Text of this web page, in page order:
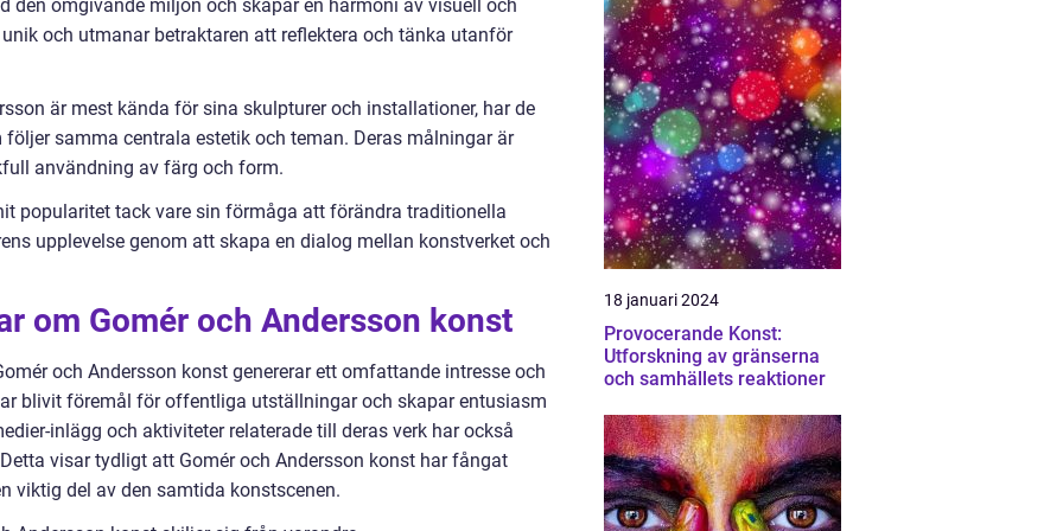
den omgivande miljön och skapar en harmoni av visuell och
och utmanar betraktaren att reflektera och tänka utanför
är mest kända för sina skulpturer och installationer, har de
samma centrala estetik och teman. Deras målningar är
användning av färg och form.
popularitet tack vare sin förmåga att förändra traditionella
upplevelse genom att skapa en dialog mellan konstverket och
om Gomér och Andersson konst
och Andersson konst genererar ett omfattande intresse och
blivit föremål för offentliga utställningar och skapar entusiasm
inlägg och aktiviteter relaterade till deras verk har också
visar tydligt att Gomér och Andersson konst har fångat
viktig del av den samtida konstscenen.
18 januari 2024
Provocerande Konst:
Utforskning av gränserna
och samhällets reaktioner